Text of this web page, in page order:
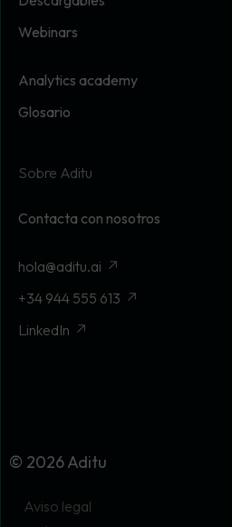
Webinars
Analytics academy
Glosario
Sobre Aditu
Contacta con nosotros
hola@aditu.ai
+34 944 555 613
LinkedIn
© 2026 Aditu
Aviso legal